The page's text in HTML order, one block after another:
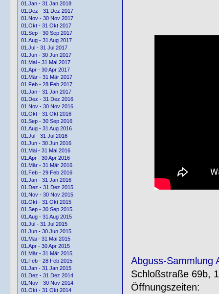
01.Jan - 31 Jan 2018
01.Dez - 31 Dez 2017
01.Nov - 30 Nov 2017
01.Okt - 31 Okt 2017
01.Sep - 30 Sep 2017
01.Aug - 31 Aug 2017
01.Jul - 31 Jul 2017
01.Jun - 30 Jun 2017
01.Mai - 31 Mai 2017
01.Apr - 30 Apr 2017
01.Mär - 31 Mär 2017
01.Feb - 28 Feb 2017
01.Jan - 31 Jan 2017
01.Dez - 31 Dez 2016
01.Nov - 30 Nov 2016
01.Okt - 31 Okt 2016
01.Sep - 30 Sep 2016
01.Aug - 31 Aug 2016
01.Jul - 31 Jul 2016
01.Jun - 30 Jun 2016
01.Mai - 31 Mai 2016
01.Apr - 30 Apr 2016
01.Mär - 31 Mär 2016
01.Feb - 29 Feb 2016
01.Jan - 31 Jan 2016
01.Dez - 31 Dez 2015
01.Nov - 30 Nov 2015
01.Okt - 31 Okt 2015
01.Sep - 30 Sep 2015
01.Aug - 31 Aug 2015
01.Jul - 31 Jul 2015
01.Jun - 30 Jun 2015
01.Mai - 31 Mai 2015
01.Apr - 30 Apr 2015
01.Mär - 31 Mär 2015
01.Feb - 28 Feb 2015
01.Jan - 31 Jan 2015
01.Dez - 31 Dez 2014
01.Nov - 30 Nov 2014
01.Okt - 31 Okt 2014
Abguss-Sammlung
Schloßstraße 69b,
Öffnungszeiten: